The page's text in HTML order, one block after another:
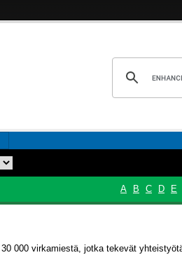
A B C D E
000 virkamiestä, jotka tekevät